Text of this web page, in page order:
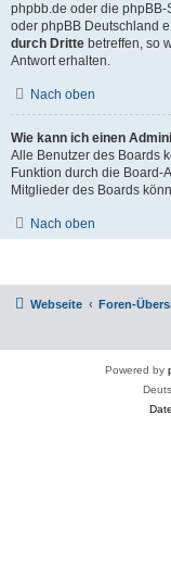
phpbb.de oder die phpBB-
oder phpBB Deutschland
durch Dritte betreffen, so
Antwort erhalten.
Nach oben
Wie kann ich einen
Alle Benutzer des Boards
Funktion durch die Board-
Mitglieder des Boards
Nach oben
Webseite Foren-
Powered by